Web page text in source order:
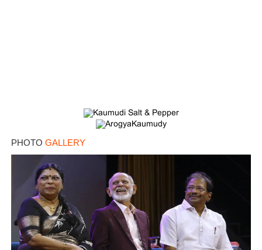
PHOTO GALLERY